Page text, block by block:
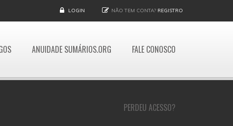
LOGIN NÃO TEM CONTA? REGISTRO
ANUIDADE SUMÁRIOS.ORG FALE CONOSCO
PERDEU ACESSO?